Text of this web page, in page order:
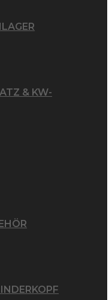
& KW-